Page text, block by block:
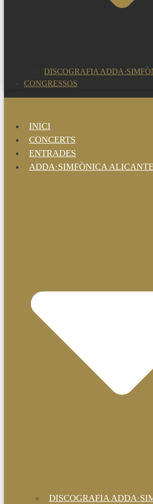
DISCOGRAFIA
CONGRESSOS
INICI
CONCERTS
ENTRADES
ADDA·SIMFÒNICA ALICANTE
DISCOGRAFIA